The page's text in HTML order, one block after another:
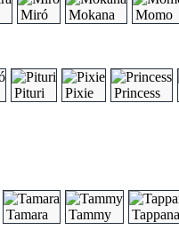
Miró Mokana Momo
Pituri Pixie Princess
Tamara Tammy